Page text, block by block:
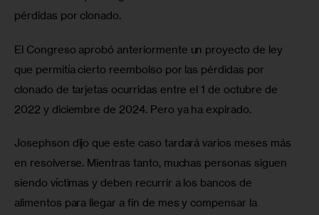
pérdidas por clonado.
El Congreso aprobó anteriormente un proyecto de ley
que permitía cierto reembolso por las pérdidas por
clonado de tarjetas ocurridas entre el 1 de octubre de
2022 y diciembre de 2024. Pero ya ha expirado.
Josephson dijo que este caso tardará varios meses más
en resolverse. Mientras tanto, muchas personas siguen
siendo víctimas y deben recurrir a los bancos de
alimentos para llegar a fin de mes y compensar la